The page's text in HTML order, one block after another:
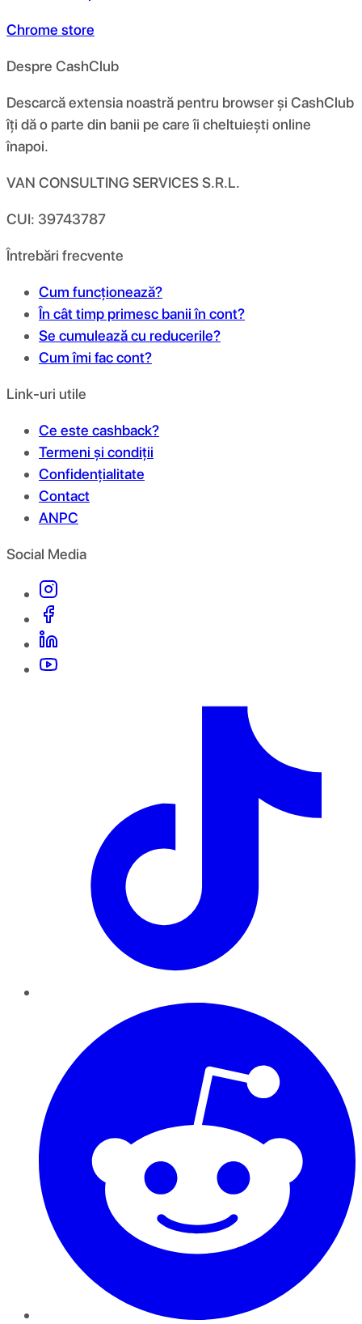
Chrome store
Despre CashClub
Descarcă extensia noastră pentru browser și CashClub
îți dă o parte din banii pe care îi cheltuiești online
înapoi.
VAN CONSULTING SERVICES S.R.L.
CUI: 39743787
Întrebări frecvente
Cum funcționează?
În cât timp primesc banii în cont?
Se cumulează cu reducerile?
Cum îmi fac cont?
Link-uri utile
Ce este cashback?
Termeni și condiții
Confidențialitate
Contact
ANPC
Social Media